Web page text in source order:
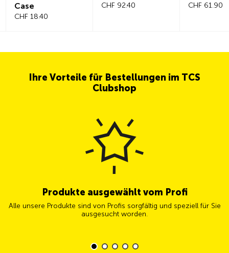
Case
CHF 18.40
CHF 92.40 CHF 61.90
Ihre Vorteile für Bestellungen im TCS
Clubshop
Produkte ausgewählt vom Profi
Alle unsere Produkte sind von Profis sorgfältig und speziell für Sie
ausgesucht worden.